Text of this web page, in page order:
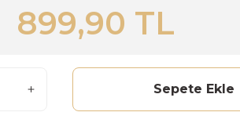
899,90 TL
Sepete Ekle